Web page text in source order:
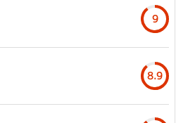
9
8.9